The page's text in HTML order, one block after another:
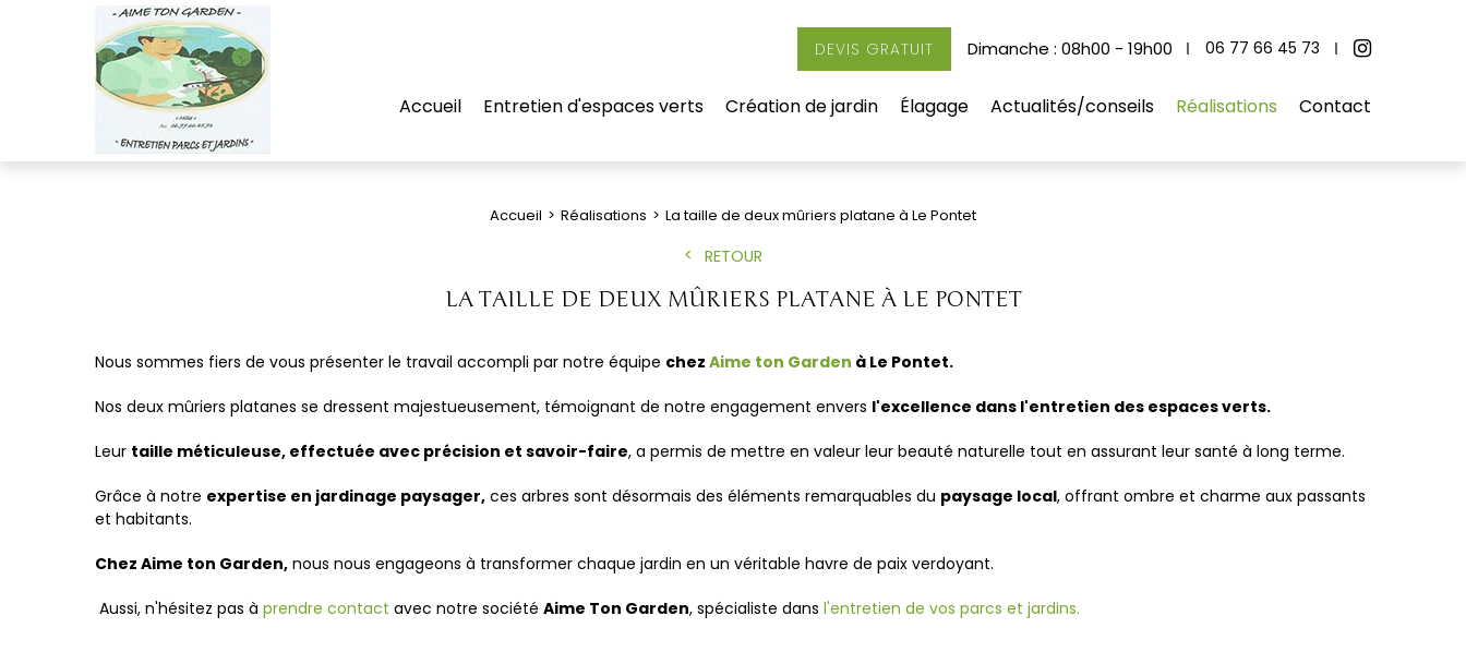
DEVIS GRATUIT Dimanche : 08h00 - 19h00 06 77 66 45 73
Accueil Entretien d'espaces verts Création de jardin Élagage Actualités/conseils Réalisations Contact
Accueil Réalisations La taille de deux mûriers platane à Le Pontet
RETOUR
LA TAILLE DE DEUX MÛRIERS PLATANE À LE PONTET
Nous sommes fiers de vous présenter le travail accompli par notre équipe chez Aime ton Garden à Le Pontet.
Nos deux mûriers platanes se dressent majestueusement, témoignant de notre engagement envers l'excellence dans l'entretien des espaces verts.
Leur taille méticuleuse, effectuée avec précision et savoir-faire, a permis de mettre en valeur leur beauté naturelle tout en assurant leur santé à long terme.
Grâce à notre expertise en jardinage paysager, ces arbres sont désormais des éléments remarquables du paysage local, offrant ombre et charme aux passants
et habitants.
Chez Aime ton Garden, nous nous engageons à transformer chaque jardin en un véritable havre de paix verdoyant.
Aussi, n'hésitez pas à prendre contact avec notre société Aime Ton Garden, spécialiste dans l'entretien de vos parcs et jardins.